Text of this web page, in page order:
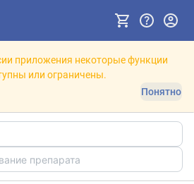
приложения некоторые функции
или ограничены.
Понятно